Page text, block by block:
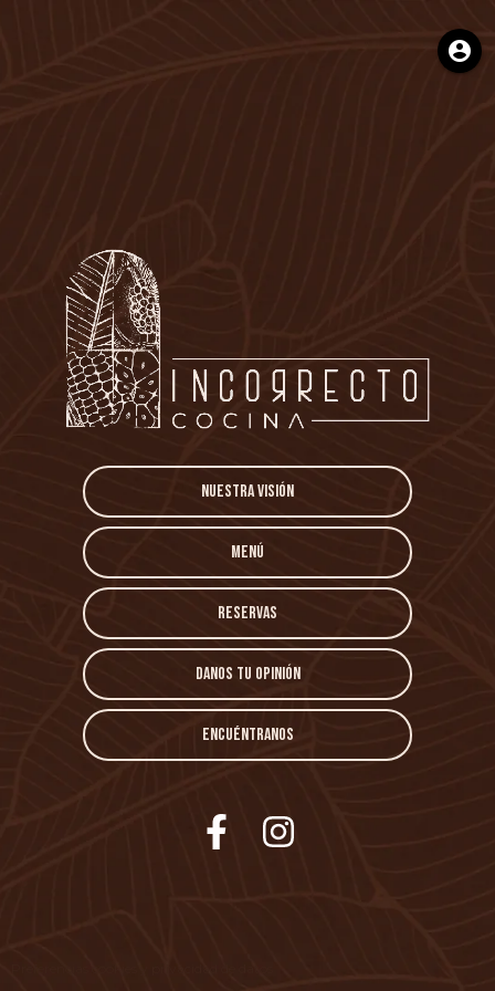
account_circle
Nuestra Visión
Menú
Reservas
Danos tu opinión
Encuéntranos